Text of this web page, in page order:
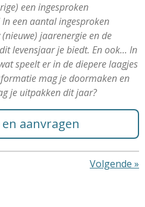
een ingesproken
een aantal ingesproken
jaarenergie en de
levensjaar je biedt. En ook... In
speelt er in de diepere laagjes
mag je doormaken en
je uitpakken dit jaar?
aanvragen
Volgende »